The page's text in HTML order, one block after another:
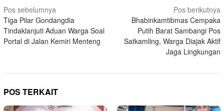
Navigasi
pos
Pos sebelumnya
Tiga Pilar Gondangdia
Tindaklanjuti Aduan Warga Soal
Portal di Jalan Kemiri Menteng
Pos berikutnya
Bhabinkamtibmas Cempaka
Putih Barat Sambangi Pos
Satkamling, Warga Diajak Aktif
Jaga Lingkungan
POS TERKAIT